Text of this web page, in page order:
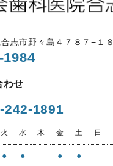
志市野々島４７８７−１８
1984
わせ
242-1891
火 水 木 金 土 日
● ● - ● ● -